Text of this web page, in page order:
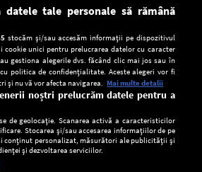
datele tale personale să rămână
stocăm și/sau accesăm informații pe dispozitivul
cookie unici pentru prelucrarea datelor cu caracter
gestiona alegerile dvs. făcând clic mai jos sau în
politica de confidențialitate. Aceste alegeri vor fi
și nu vă vor afecta navigarea. Mai multe detalii
noștri prelucrăm datele pentru a
de geolocație. Scanarea activă a caracteristicilor
Stocarea și/sau accesarea informațiilor de pe
conținut personalizat, măsurători ale publicității și
și dezvoltarea serviciilor.